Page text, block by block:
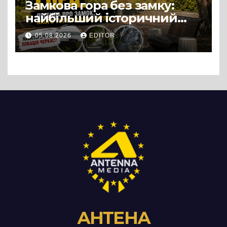
Замкова гора без замку:
найбільший історичний
міф Черкас
05.08.2026 EDITOR
АНТЕНА